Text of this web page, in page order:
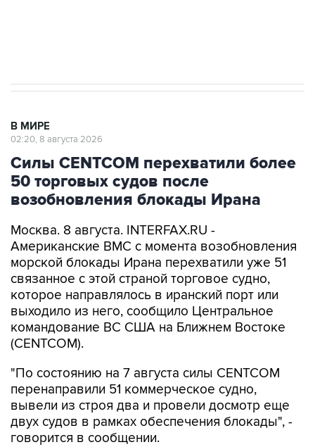
В МИРЕ
02:20, 8 августа 2026
Силы CENTCOM перехватили более
50 торговых судов после
возобновления блокады Ирана
Москва. 8 августа. INTERFAX.RU -
Американские ВМС с момента возобновления
морской блокады Ирана перехватили уже 51
связанное с этой страной торговое судно,
которое направлялось в иранский порт или
выходило из него, сообщило Центральное
командование ВС США на Ближнем Востоке
(CENTCOM).
"По состоянию на 7 августа силы CENTCOM
перенаправили 51 коммерческое судно,
вывели из строя два и провели досмотр еще
двух судов в рамках обеспечения блокады", -
говорится в сообщении.